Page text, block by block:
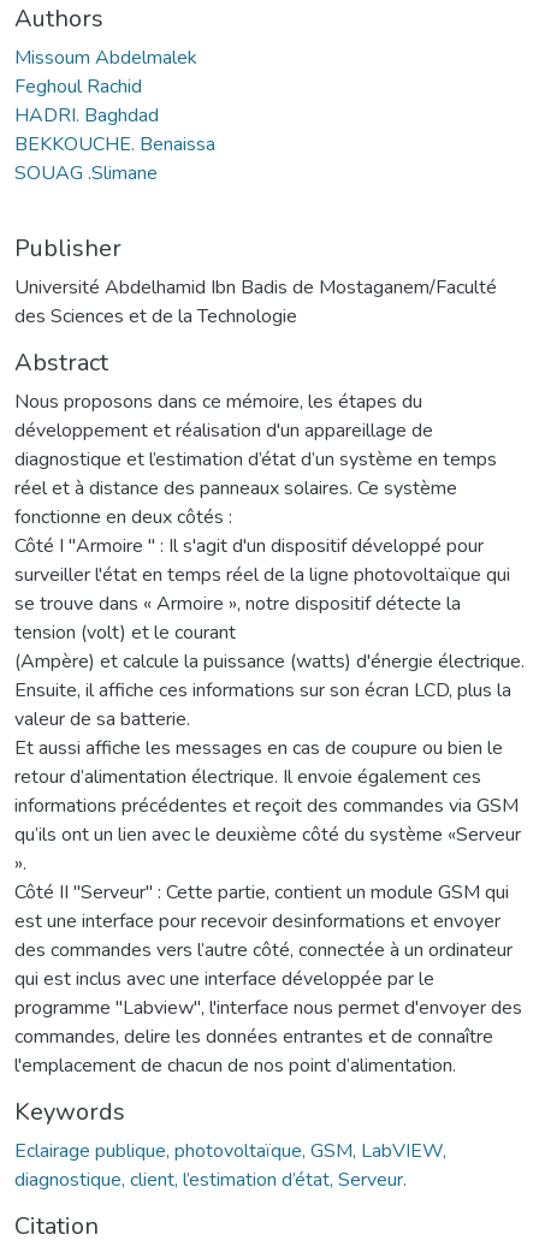
Authors
Missoum Abdelmalek
Feghoul Rachid
HADRI. Baghdad
BEKKOUCHE. Benaissa
SOUAG .Slimane
Publisher
Université Abdelhamid Ibn Badis de Mostaganem/Faculté
des Sciences et de la Technologie
Abstract
Nous proposons dans ce mémoire, les étapes du
développement et réalisation d'un appareillage de
diagnostique et l’estimation d’état d’un système en temps
réel et à distance des panneaux solaires. Ce système
fonctionne en deux côtés :
Côté I "Armoire " : Il s'agit d'un dispositif développé pour
surveiller l'état en temps réel de la ligne photovoltaïque qui
se trouve dans « Armoire », notre dispositif détecte la
tension (volt) et le courant
(Ampère) et calcule la puissance (watts) d'énergie électrique.
Ensuite, il affiche ces informations sur son écran LCD, plus la
valeur de sa batterie.
Et aussi affiche les messages en cas de coupure ou bien le
retour d’alimentation électrique. Il envoie également ces
informations précédentes et reçoit des commandes via GSM
qu’ils ont un lien avec le deuxième côté du système «Serveur
».
Côté II "Serveur" : Cette partie, contient un module GSM qui
est une interface pour recevoir desinformations et envoyer
des commandes vers l’autre côté, connectée à un ordinateur
qui est inclus avec une interface développée par le
programme "Labview", l'interface nous permet d'envoyer des
commandes, delire les données entrantes et de connaître
l'emplacement de chacun de nos point d’alimentation.
Keywords
Eclairage publique, photovoltaïque, GSM, LabVIEW,
diagnostique, client, l’estimation d’état, Serveur.
Citation